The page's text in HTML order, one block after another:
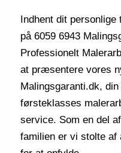
Indhent dit
på 6059 6943
Professionelt
at præsentere vores
Malingsgaranti.dk,
førsteklasses
service. Som en del
familien er vi stolte af